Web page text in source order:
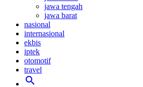
jawa tengah
jawa barat
nasional
internasional
ekbis
iptek
otomotif
travel
search